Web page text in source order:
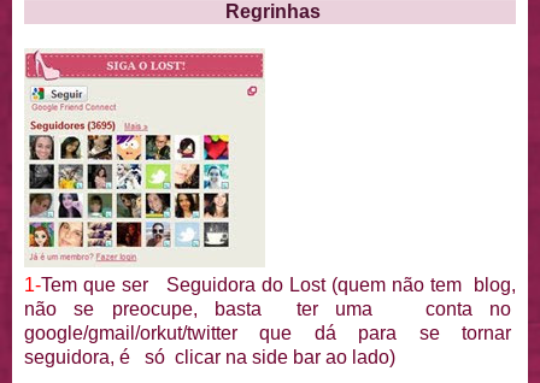
Regrinhas
1-Tem que ser Seguidora do Lost (quem não tem blog,
não se preocupe, basta ter uma conta no
google/gmail/orkut/twitter que dá para se tornar
seguidora, é só clicar na side bar ao lado)